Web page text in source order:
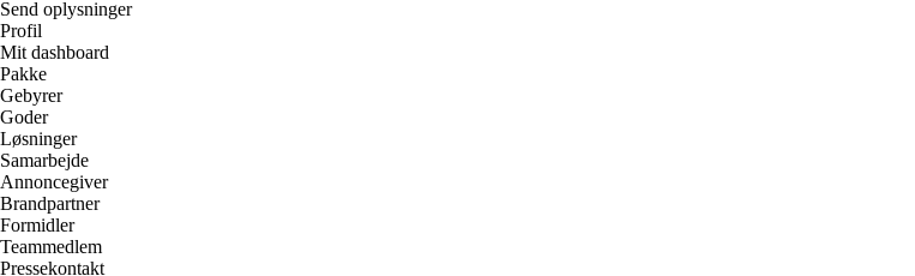
Send oplysninger
Profil
Mit dashboard
Pakke
Gebyrer
Goder
Løsninger
Samarbejde
Annoncegiver
Brandpartner
Formidler
Teammedlem
Pressekontakt